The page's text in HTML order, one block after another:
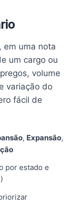
em uma nota
um cargo ou
volume
variação do
fácil de
, Expansão,
por estado e